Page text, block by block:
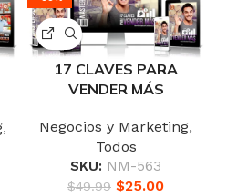
,
17 CLAVES PARA
VENDER MÁS
Negocios y Marketing,
Todos
SKU: NM-563
$49.99 $25.00